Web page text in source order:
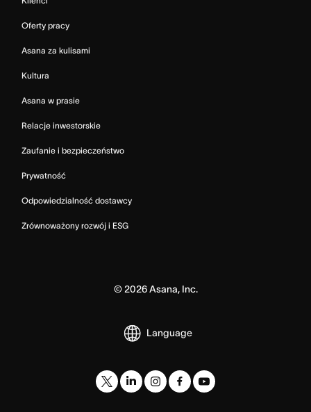
Oferty pracy
Asana za kulisami
Kultura
Asana w prasie
Relacje inwestorskie
Zaufanie i bezpieczeństwo
Prywatność
Odpowiedzialność dostawcy
Zrównoważony rozwój i ESG
© 2026Asana, Inc.
Language